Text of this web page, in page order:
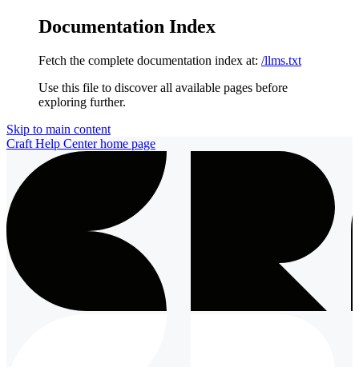
Documentation Index
Fetch the complete documentation index at: /llms.txt
Use this file to discover all available pages before
exploring further.
Skip to main content
Craft Help Centerhome page